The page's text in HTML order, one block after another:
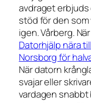
avdraget
stöd för den
igen. Vårberg.
Datorhjälp nära
Norsborg för
När datorn
svajar eller
vardagen